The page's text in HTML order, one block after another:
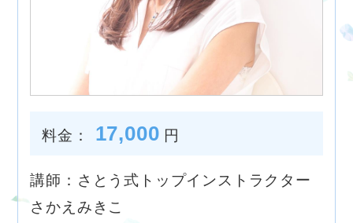
料金： 17,000 円
講師：さとう式トップインストラクター
さかえみきこ